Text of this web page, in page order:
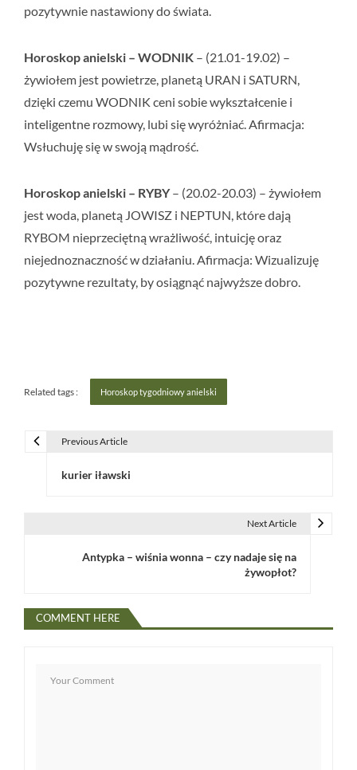
pozytywnie nastawiony do świata.
Horoskop anielski – WODNIK – (21.01-19.02) –
żywiołem jest powietrze, planetą URAN i SATURN,
dzięki czemu WODNIK ceni sobie wykształcenie i
inteligentne rozmowy, lubi się wyróżniać. Afirmacja:
Wsłuchuję się w swoją mądrość.
Horoskop anielski – RYBY– (20.02-20.03) – żywiołem
jest woda, planetą JOWISZ i NEPTUN, które dają
RYBOM nieprzeciętną wrażliwość, intuicję oraz
niejednoznaczność w działaniu. Afirmacja: Wizualizuję
pozytywne rezultaty, by osiągnąć najwyższe dobro.
Related tags : Horoskop tygodniowy anielski
c
Previous Article
kurier iławski
Next Article
Antypka – wiśnia wonna – czy nadaje się na
żywopłot?
COMMENT HERE